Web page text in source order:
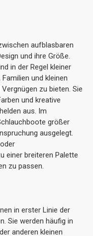
aufblasbaren
und ihre Größe.
in der Regel kleiner
und kleinen
zu bieten. Sie
und kreative
aus. Im
größer
ausgelegt.
einer breiteren Palette
zu passen.
in erster Linie der
Sie werden häufig in
anderen kleinen